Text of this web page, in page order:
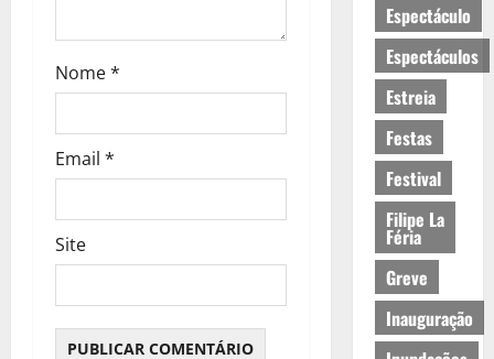
o
s
Nome*
Email *
Site
Espectáculo
Espectáculos
Estreia
Festas
Festival
Filipe La
Féria
Greve
Inauguração